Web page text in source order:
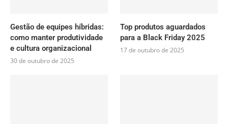
Gestão de equipes híbridas:
como manter produtividade
e cultura organizacional
30 de outubro de 2025
Top produtos aguardados
para a Black Friday 2025
17 de outubro de 2025